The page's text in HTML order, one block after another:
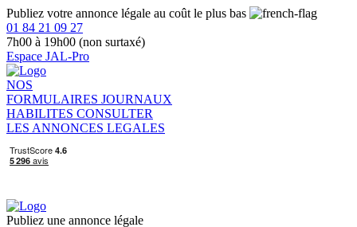
Publiez votre annonce légale au coût le plus bas
01 84 21 09 27
7h00 à 19h00 (non surtaxé)
Espace JAL-Pro
NOS
FORMULAIRES JOURNAUX
HABILITES CONSULTER
LES ANNONCES LEGALES
Publiez une annonce légale